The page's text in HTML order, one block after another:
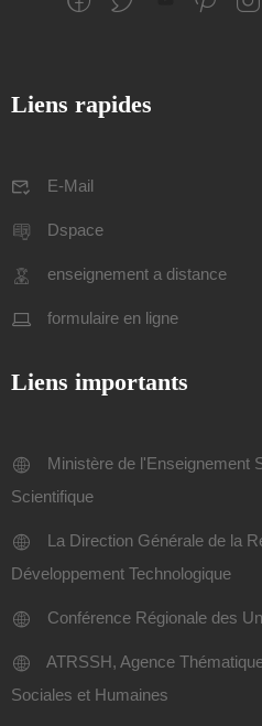
Liens rapides
E-Mail
Dspace
enseignement a distance
formulaire en ligne
Liens importants
Ministère de l'Enseignement
Scientifique
La Direction Générale de la
Développement Technologique
Conférence Régionale des
ATRSSH, Agence
Sociales et Humaines